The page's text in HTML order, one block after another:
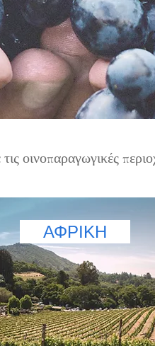
οινοπαραγωγικές
ΑΦΡΙΚΗ